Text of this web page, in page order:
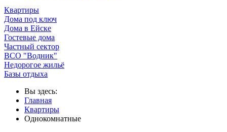
Квартиры
Дома под ключ
Дома в Ейске
Гостевые дома
Частный сектор
ВСО "Водник"
Недорогое жильё
Базы отдыха
Вы здесь:
Главная
Квартиры
Однокомнатные